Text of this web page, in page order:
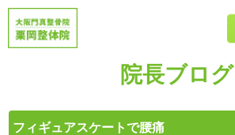
院長ブログ
フィギュアスケートで腰痛